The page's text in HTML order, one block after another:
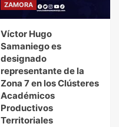
ZAMORA
Víctor Hugo
Samaniego es
designado
representante de la
Zona 7 en los Clústeres
Académicos
Productivos
Territoriales